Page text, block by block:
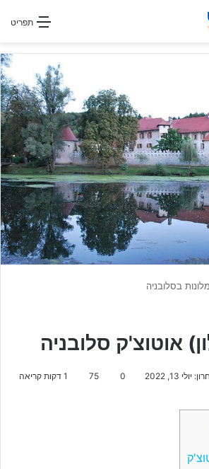
תפריט
מלונות בסלובניה
אוטוצ'ק סלובניה
13, 2022
0
75